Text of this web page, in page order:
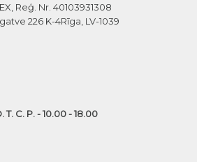
Reģ. Nr. 40103931308
226 K-4Rīga, LV-1039
T. C. P. - 10.00 - 18.00